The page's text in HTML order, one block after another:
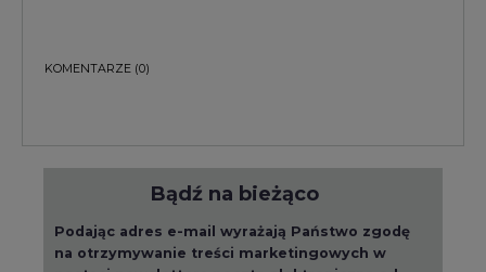
Podając adres e-mail wyrażają Państwo zgodę
na otrzymywanie treści marketingowych w
postaci newslettera pocztą elektroniczną od
Agencji Rynku Energii S.A z siedzibą w
Warszawie.
ZAPISZ SIĘ DO NEWSLETTERA